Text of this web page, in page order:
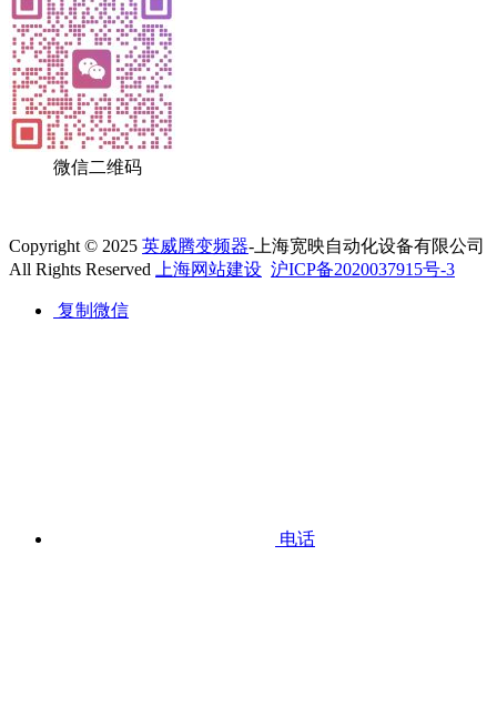
微信二维码
Copyright © 2025 英威腾变频器-上海宽映自动化设备有限公司
All Rights Reserved
上海网站建设 沪ICP备2020037915号-3
复制微信
电话